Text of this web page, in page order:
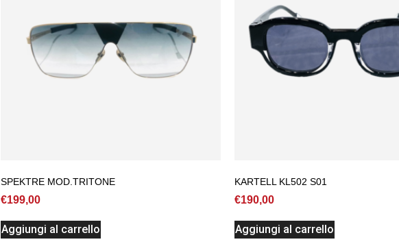
SPEKTRE MOD.TRITONE
€199,00
Aggiungi al carrello
KARTELL KL502 S01
€190,00
Aggiungi al carrello